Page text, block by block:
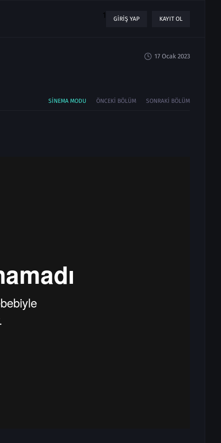
1 GIRIŞ YAP KAYIT OL
17 Ocak 2023
SINEMA MODU ÖNCEKI BÖLÜM SONRAKI BÖLÜM